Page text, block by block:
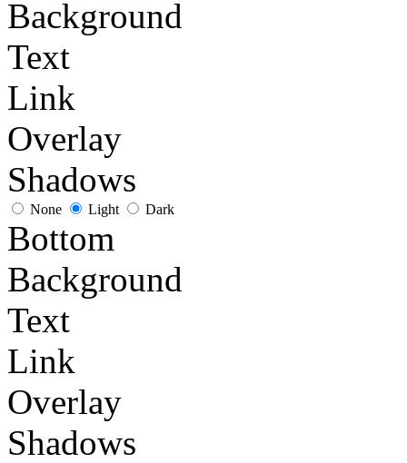
Background
Text
Link
Overlay
Shadows
None Light Dark
Bottom
Background
Text
Link
Overlay
Shadows